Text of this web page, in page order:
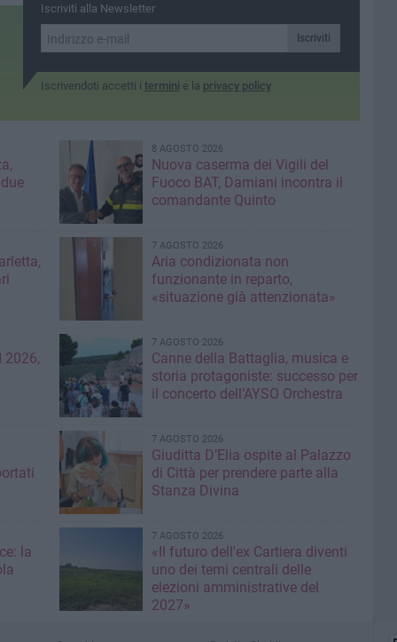
Iscriviti alla Newsletter
Iscriviti
Iscrivendoti accetti i termini e la privacy policy
8 AGOSTO 2026
Nuova caserma dei Vigili del
Fuoco BAT, Damiani incontra il
comandante Quinto
7 AGOSTO 2026
Aria condizionata non
funzionante in reparto,
«situazione già attenzionata»
2026,
7 AGOSTO 2026
Canne della Battaglia, musica e
storia protagoniste: successo per
il concerto dell’AYSO Orchestra
7 AGOSTO 2026
Giuditta D’Elia ospite al Palazzo
di Città per prendere parte alla
Stanza Divina
la
7 AGOSTO 2026
«Il futuro dell'ex Cartiera diventi
uno dei temi centrali delle
elezioni amministrative del
2027»